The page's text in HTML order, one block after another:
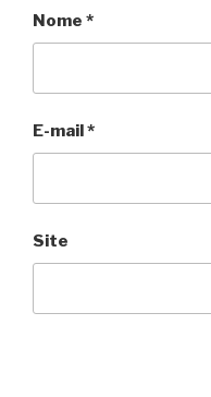
Nome *
E-mail*
Site